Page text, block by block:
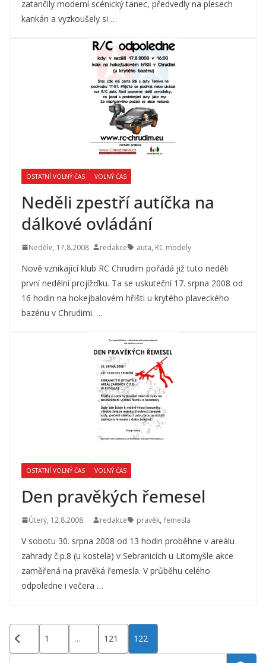
zatančily moderní scénický tanec, předvedly na plesech
kankán a vyzkoušely si …
OSTATNÍ VOLNÝ ČAS VOLNÝ ČAS
Neděli zpestří autíčka na
dálkové ovládání
Neděle, 17.8.2008 redakce auta, RC modely
Nově vznikající klub RC Chrudim pořádá již tuto neděli
první nedělní projížďku. Ta se uskuteční 17. srpna 2008 od
16 hodin na hokejbalovém hřišti u krytého plaveckého
bazénu v Chrudimi. …
OSTATNÍ VOLNÝ ČAS VOLNÝ ČAS
Den pravěkých řemesel
Úterý, 12.8.2008 redakce pravěk, řemesla
V sobotu 30. srpna 2008 od 13 hodin proběhne v areálu
zahrady č.p.8 (u kostela) v Sebranicích u Litomyšle akce
zaměřená na pravěká řemesla. V průběhu celého
odpoledne i večera …
Stránkování
1 … 121 122